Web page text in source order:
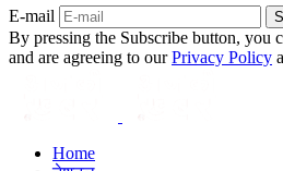
E-mail
By pressing the Subscribe button, you
and are agreeing to ourPrivacy Policy
Home